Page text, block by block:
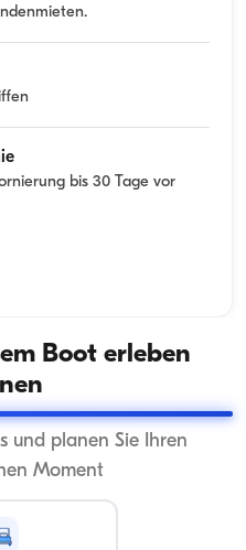
bis 30 Tage vor
Boot erleben
und planen Sie Ihren
Moment